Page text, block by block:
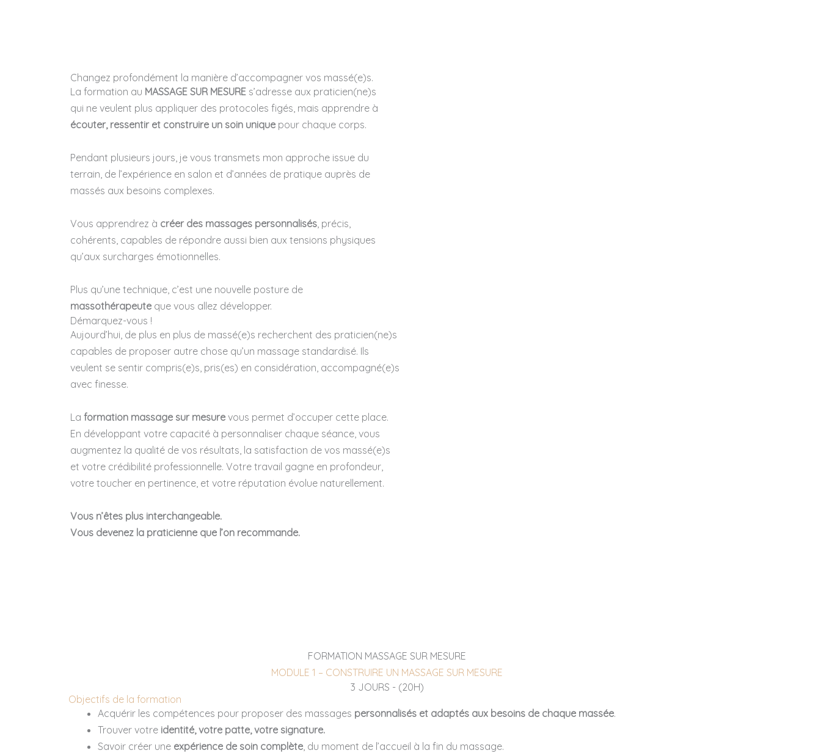
Changez profondément la manière d’accompagner vos massé(e)s.
La formation au MASSAGE SUR MESUREs’adresse aux praticien(ne)s
qui ne veulent plus appliquer des protocoles figés, mais apprendre à
écouter, ressentir et construire un soin uniquepour chaque corps.
Pendant plusieurs jours, je vous transmets mon approche issue du
terrain, de l’expérience en salon et d’années de pratique auprès de
massés aux besoins complexes.
Vous apprendrez à créer des massages personnalisés, précis,
cohérents, capables de répondre aussi bien aux tensions physiques
qu’aux surcharges émotionnelles.
Plus qu’une technique, c’est une nouvelle posture de
massothérapeuteque vous allez développer.
Démarquez-vous !
Aujourd’hui, de plus en plus de massé(e)s recherchent des praticien(ne)s
capables de proposer autre chose qu’un massage standardisé. Ils
veulent se sentir compris(e)s, pris(es) en considération, accompagné(e)s
avec finesse.
La formation massage sur mesurevous permet d’occuper cette place.
En développant votre capacité à personnaliser chaque séance, vous
augmentez la qualité de vos résultats, la satisfaction de vos massé(e)s
et votre crédibilité professionnelle. Votre travail gagne en profondeur,
votre toucher en pertinence, et votre réputation évolue naturellement.
Vous n’êtes plus interchangeable.
Vous devenez la praticienne que l’on recommande.
FORMATION MASSAGE SUR MESURE
MODULE 1 – CONSTRUIRE UN MASSAGE SUR MESURE
3 JOURS - (20H)
Objectifs de la formation
Acquérir les compétences pour proposer des massages personnalisés et adaptés aux besoins de chaque massée.
Trouver votre identité, votre patte, votre signature.
Savoir créer une expérience de soin complète, du moment de l’accueil à la fin du massage.